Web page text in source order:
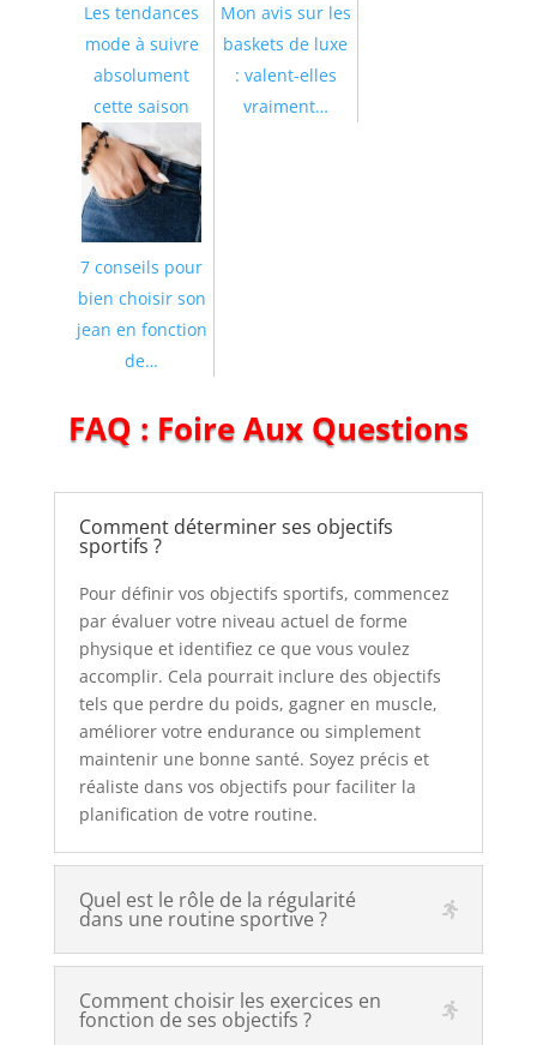
Les tendances
mode à suivre
absolument
cette saison
Mon avis sur les
baskets de luxe
: valent-elles
vraiment…
7 conseils pour
bien choisir son
jean en fonction
de…
FAQ : Foire Aux Questions
Comment déterminer ses objectifs
sportifs ?
Pour définir vos objectifs sportifs, commencez
par évaluer votre niveau actuel de forme
physique et identifiez ce que vous voulez
accomplir. Cela pourrait inclure des objectifs
tels que perdre du poids, gagner en muscle,
améliorer votre endurance ou simplement
maintenir une bonne santé. Soyez précis et
réaliste dans vos objectifs pour faciliter la
planification de votre routine.
Quel est le rôle de la régularité
dans une routine sportive ?
Comment choisir les exercices en
fonction de ses objectifs ?